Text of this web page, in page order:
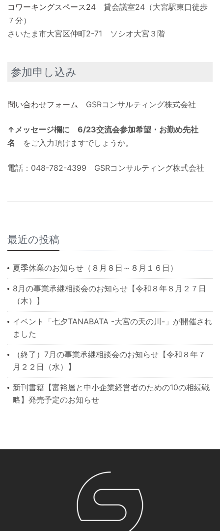
コワーキングスペース24 貸会議室24（大宮駅東口徒歩
７分）
さいたま市大宮区仲町2-71 ソシオ大宮３階
参加申し込み
問い合わせフォーム GSRコンサルティング株式会社
↑メッセージ欄に 6/23交流会参加希望・お勤め先社
名 をご入力頂けますでしょうか。
電話：048-782-4399 GSRコンサルティング株式会社
最近の投稿
夏季休業のお知らせ（８月８日～８月１６日）
8月の事業承継相談会のお知らせ【令和８年８月２７日
（木）】
イベント「七夕TANABATA -大宮の天の川-」が開催され
ました
（終了）7月の事業承継相談会のお知らせ【令和８年７
月２２日（水）】
新刊書籍【富裕層と中小企業経営者のための10の相続戦
略】発売予定のお知らせ